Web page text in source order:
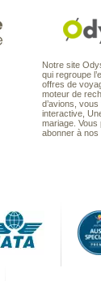
Notre site
qui regroupe
offres de
moteur de
d’avions,
interactive,
mariage.
abonner à nos